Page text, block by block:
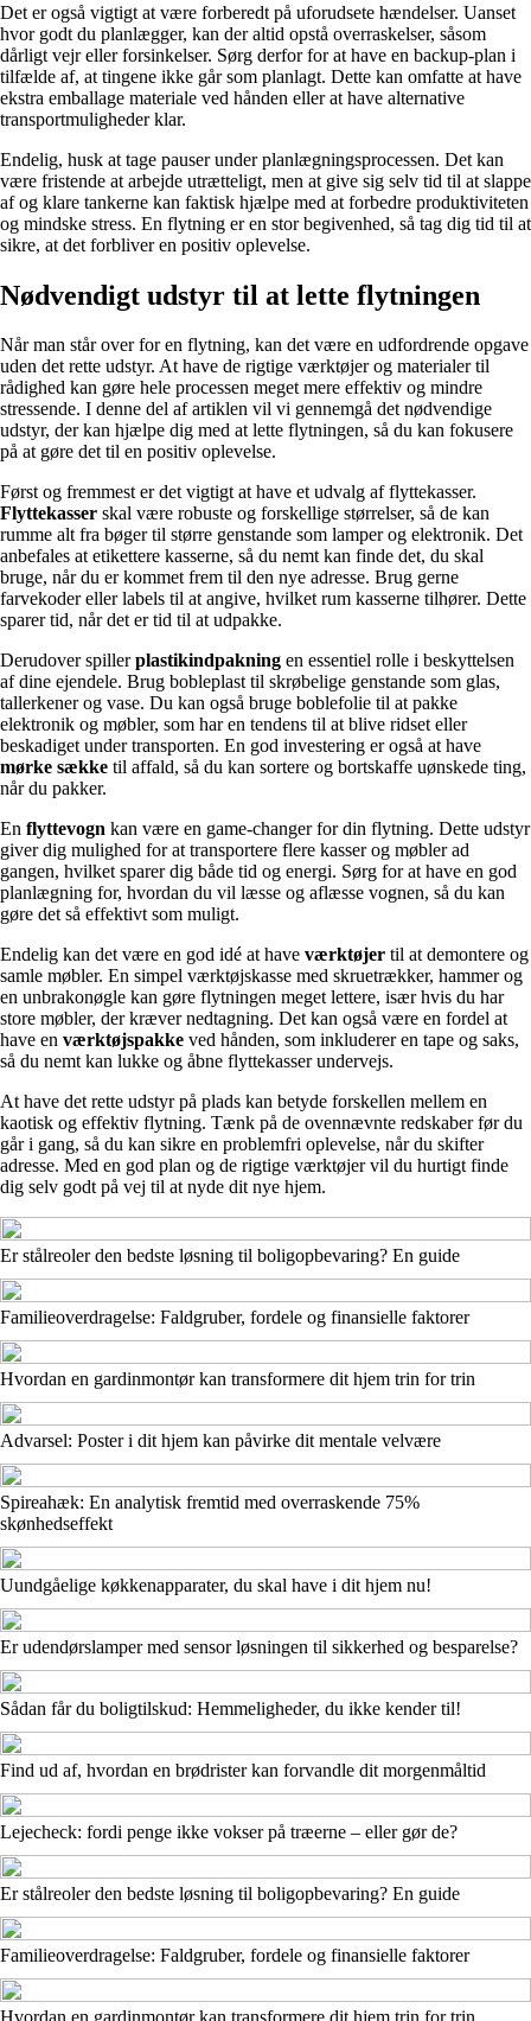
Det er også vigtigt at være forberedt på uforudsete hændelser. Uanset
hvor godt du planlægger, kan der altid opstå overraskelser, såsom
dårligt vejr eller forsinkelser. Sørg derfor for at have en backup-plan i
tilfælde af, at tingene ikke går som planlagt. Dette kan omfatte at have
ekstra emballage materiale ved hånden eller at have alternative
transportmuligheder klar.
Endelig, husk at tage pauser under planlægningsprocessen. Det kan
være fristende at arbejde utrætteligt, men at give sig selv tid til at slappe
af og klare tankerne kan faktisk hjælpe med at forbedre produktiviteten
og mindske stress. En flytning er en stor begivenhed, så tag dig tid til at
sikre, at det forbliver en positiv oplevelse.
Nødvendigt udstyr til at lette flytningen
Når man står over for en flytning, kan det være en udfordrende opgave
uden det rette udstyr. At have de rigtige værktøjer og materialer til
rådighed kan gøre hele processen meget mere effektiv og mindre
stressende. I denne del af artiklen vil vi gennemgå det nødvendige
udstyr, der kan hjælpe dig med at lette flytningen, så du kan fokusere
på at gøre det til en positiv oplevelse.
Først og fremmest er det vigtigt at have et udvalg af flyttekasser.
Flyttekasser skal være robuste og forskellige størrelser, så de kan
rumme alt fra bøger til større genstande som lamper og elektronik. Det
anbefales at etikettere kasserne, så du nemt kan finde det, du skal
bruge, når du er kommet frem til den nye adresse. Brug gerne
farvekoder eller labels til at angive, hvilket rum kasserne tilhører. Dette
sparer tid, når det er tid til at udpakke.
Derudover spillerplastikindpakning en essentiel rolle i beskyttelsen
af dine ejendele. Brug bobleplast til skrøbelige genstande som glas,
tallerkener og vase. Du kan også bruge boblefolie til at pakke
elektronik og møbler, som har en tendens til at blive ridset eller
beskadiget under transporten. En god investering er også at have
mørke sække til affald, så du kan sortere og bortskaffe uønskede ting,
når du pakker.
En flyttevogn kan være en game-changer for din flytning. Dette udstyr
giver dig mulighed for at transportere flere kasser og møbler ad
gangen, hvilket sparer dig både tid og energi. Sørg for at have en god
planlægning for, hvordan du vil læsse og aflæsse vognen, så du kan
gøre det så effektivt som muligt.
Endelig kan det være en god idé at have værktøjer til at demontere og
samle møbler. En simpel værktøjskasse med skruetrækker, hammer og
en unbrakonøgle kan gøre flytningen meget lettere, især hvis du har
store møbler, der kræver nedtagning. Det kan også være en fordel at
have en værktøjspakke ved hånden, som inkluderer en tape og saks,
så du nemt kan lukke og åbne flyttekasser undervejs.
At have det rette udstyr på plads kan betyde forskellen mellem en
kaotisk og effektiv flytning. Tænk på de ovennævnte redskaber før du
går i gang, så du kan sikre en problemfri oplevelse, når du skifter
adresse. Med en god plan og de rigtige værktøjer vil du hurtigt finde
dig selv godt på vej til at nyde dit nye hjem.
Er stålreoler den bedste løsning til boligopbevaring? En guide
Familieoverdragelse: Faldgruber, fordele og finansielle faktorer
Hvordan en gardinmontør kan transformere dit hjem trin for trin
Advarsel: Poster i dit hjem kan påvirke dit mentale velvære
Spireahæk: En analytisk fremtid med overraskende 75%
skønhedseffekt
Uundgåelige køkkenapparater, du skal have i dit hjem nu!
Er udendørslamper med sensor løsningen til sikkerhed og besparelse?
Sådan får du boligtilskud: Hemmeligheder, du ikke kender til!
Find ud af, hvordan en brødrister kan forvandle dit morgenmåltid
Lejecheck: fordi penge ikke vokser på træerne – eller gør de?
Er stålreoler den bedste løsning til boligopbevaring? En guide
Familieoverdragelse: Faldgruber, fordele og finansielle faktorer